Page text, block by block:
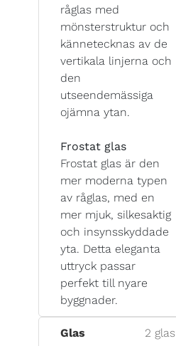
råglas med
mönsterstruktur och
kännetecknas av de
vertikala linjerna och
den
utseendemässiga
ojämna ytan.
Frostat glas
Frostat glas är den
mer moderna typen
av råglas, med en
mer mjuk, silkesaktig
och insynsskyddade
yta. Detta eleganta
uttryck passar
perfekt till nyare
byggnader.
Glas 2 glas